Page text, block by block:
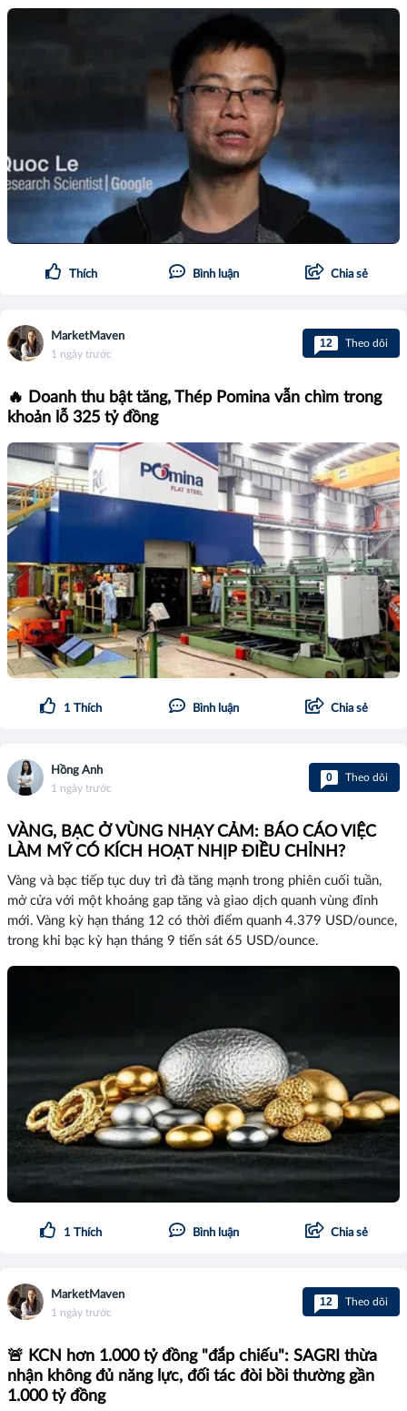
Thích Bình luận Chia sẻ
MarketMaven
1 ngày trước
12 Theo dõi
🔥 Doanh thu bật tăng, Thép Pomina vẫn chìm trong
khoản lỗ 325 tỷ đồng
1 Thích Bình luận Chia sẻ
Hồng Anh
1 ngày trước
0 Theo dõi
VÀNG, BẠC Ở VÙNG NHẠY CẢM: BÁO CÁO VIỆC
LÀM MỸ CÓ KÍCH HOẠT NHỊP ĐIỀU CHỈNH?
Vàng và bạc tiếp tục duy trì đà tăng mạnh trong phiên cuối tuần,
mở cửa với một khoảng gap tăng và giao dịch quanh vùng đỉnh
mới. Vàng kỳ hạn tháng 12 có thời điểm quanh 4.379 USD/ounce,
trong khi bạc kỳ hạn tháng 9 tiến sát 65 USD/ounce.
1 Thích Bình luận Chia sẻ
MarketMaven
1 ngày trước
12 Theo dõi
🚨 KCN hơn 1.000 tỷ đồng "đắp chiếu": SAGRI thừa
nhận không đủ năng lực, đối tác đòi bồi thường gần
1.000 tỷ đồng